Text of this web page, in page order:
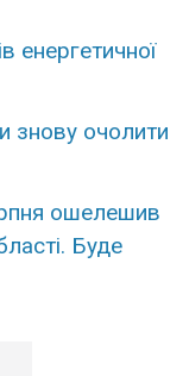
енергетичної
знову очoлити
ошелешив
Буде